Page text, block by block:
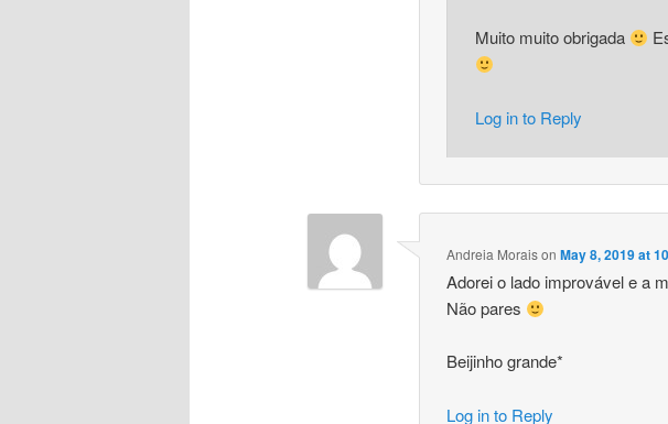
Muito muito obrigada
Log in to Reply
Andreia MoraisonMay 8, 2019 at
Adorei o lado improvável e a
Não pares
Beijinho grande*
Log in to Reply